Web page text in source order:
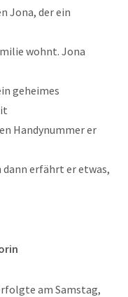
Jona, der ein
wohnt. Jona
geheimes
Handynummer er
dann erfährt er etwas,
am Samstag,